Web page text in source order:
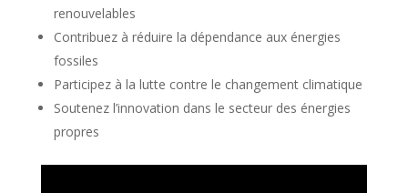
renouvelables
Contribuez à réduire la dépendance aux énergies
fossiles
Participez à la lutte contre le changement climatique
Soutenez l’innovation dans le secteur des énergies
propres